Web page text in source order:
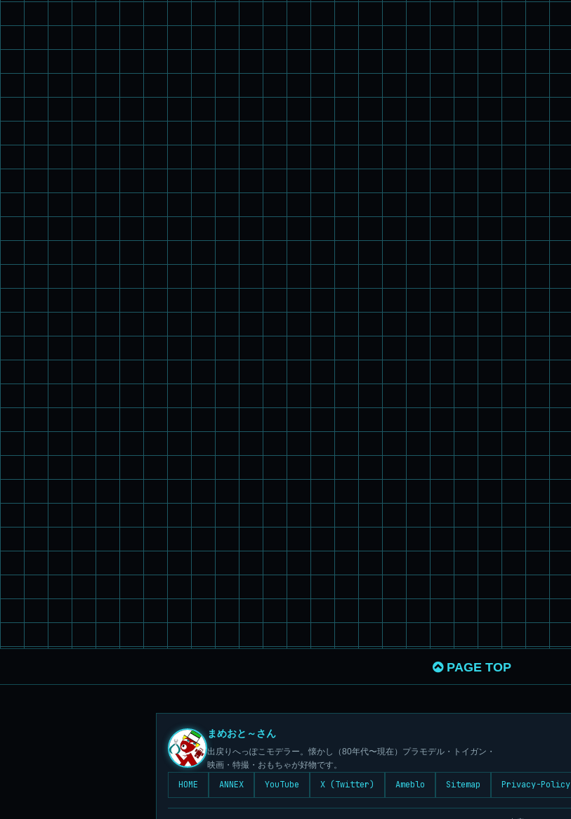
PAGE TOP
まめおと～さん
出戻りへっぽこモデラー。懐かし（80年代〜現在）プラモデル・トイガン・
映画・特撮・おもちゃが好物です。
HOME ANNEX YouTube X (Twitter) Ameblo Sitemap Privacy-Policy